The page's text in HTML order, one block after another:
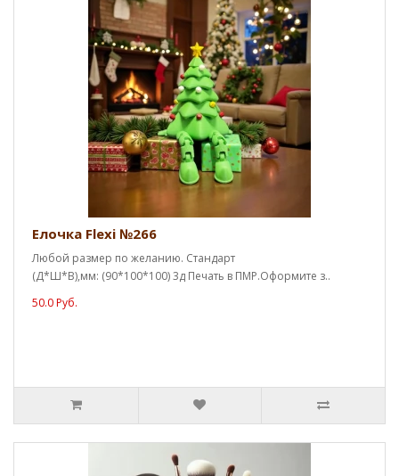
Елочка Flexi №266
Любой размер по желанию. Стандарт
(Д*Ш*В),мм: (90*100*100) 3д Печать в ПМР.Оформите з..
50.0 Руб.